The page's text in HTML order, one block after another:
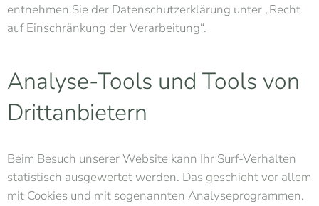
entnehmen Sie der Datenschutzerklärung unter „Recht
auf Einschränkung der Verarbeitung“.
Analyse-Tools und Tools von
Drittanbietern
Beim Besuch unserer Website kann Ihr Surf-Verhalten
statistisch ausgewertet werden. Das geschieht vor allem
mit Cookies und mit sogenannten Analyseprogrammen.